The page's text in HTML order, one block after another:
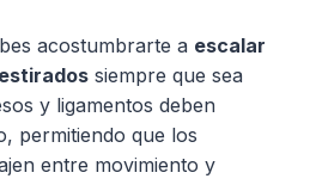
acostumbrarte a escalar
siempre que sea
y ligamentos deben
permitiendo que los
entre movimiento y